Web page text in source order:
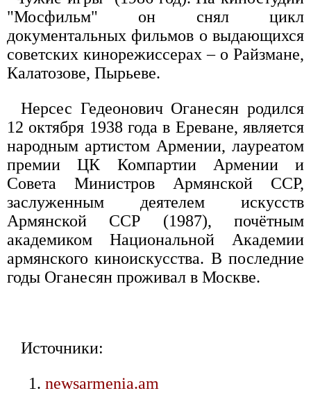
"Мосфильм" он снял цикл
документальных фильмов о выдающихся
советских кинорежиссерах – о Райзмане,
Калатозове, Пырьеве.
Нерсес Гедеонович Оганесян родился
12 октября 1938 года в Ереване, является
народным артистом Армении, лауреатом
премии ЦК Компартии Армении и
Совета Министров Армянской ССР,
заслуженным деятелем искусств
Армянской ССР (1987), почётным
академиком Национальной Академии
армянского киноискусства. В последние
годы Оганесян проживал в Москве.
Источники:
newsarmenia.am